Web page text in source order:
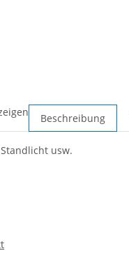
Beschreibung
usw.